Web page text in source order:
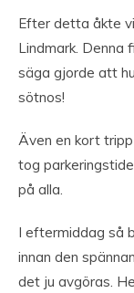
Efter detta åkte
Lindmark. Denna
säga gjorde att
sötnos!
Även en kort
tog
på alla.
I eftermiddag så
innan den
det ju avgöras.